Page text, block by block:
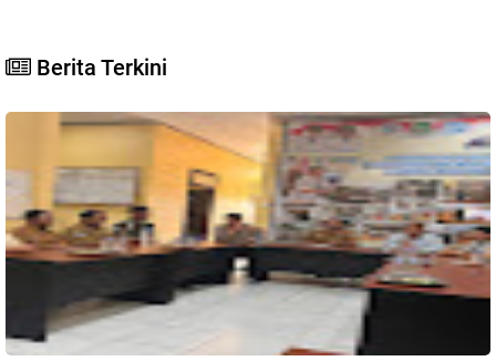
Berita Terkini